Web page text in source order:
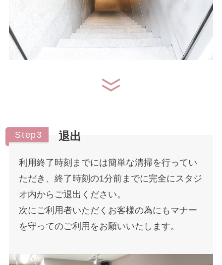
退出
Step3
利用終了時刻までには簡単な清掃を行ってい
ただき、終了時刻の1分前までに完全にスタジ
オ内からご退出ください。
次にご利用者いただくお客様の為にもマナー
を守ってのご利用をお願いいたします。